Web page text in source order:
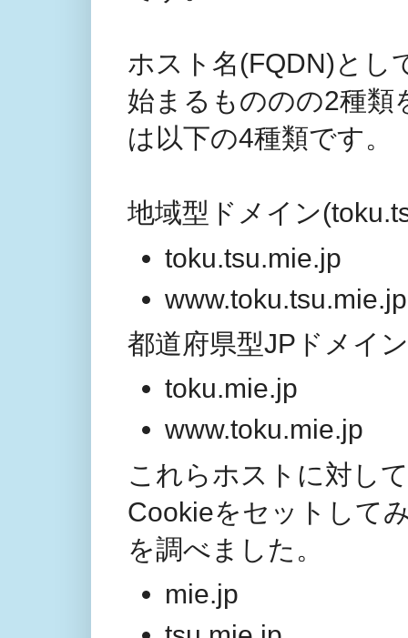
ホスト名(FQDN)とし
始まるもののの2種類
は以下の4種類です。
地域型ドメイン
toku.tsu.mie.jp
www.toku.tsu.mie.jp
都道府県型JPドメイ
toku.mie.jp
www.toku.mie.jp
これらホストに対し
Cookieをセットして
を調べました。
mie.jp